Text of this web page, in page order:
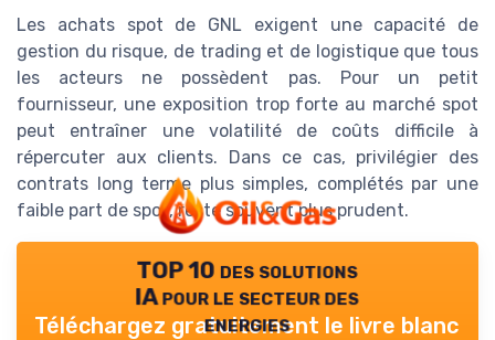
Les achats spot de GNL exigent une capacité de
gestion du risque, de trading et de logistique que tous
les acteurs ne possèdent pas. Pour un petit
fournisseur, une exposition trop forte au marché spot
peut entraîner une volatilité de coûts difficile à
répercuter aux clients. Dans ce cas, privilégier des
contrats long terme plus simples, complétés par une
faible part de spot, reste souvent plus prudent.
TOP 10 des solutions
IA pour le secteur des
energies
Téléchargez gratuitement le livre blanc